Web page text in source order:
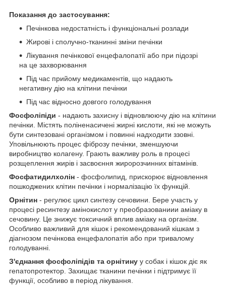
Показання до застосування:
Печінкова недостатність і функціональні розлади
Жирові і сполучно-тканинні зміни печінки
Лікування печінкової енцефалопатії або при підозрі
на це захворювання
Під час прийому медикаментів, що надають
негативну дію на клітини печінки
Під час відносно довгого голодування
Фосфоліпіди - надають захисну і відновлюючу дію на клітини
печінки. Містять поліненасичені жирні кислоти, які не можуть
бути синтезовані організмом і повинні надходити ззовні.
Уповільнюють процес фіброзу печінки, зменшуючи
виробництво колагену. Грають важливу роль в процесі
розщеплення жирів і засвоєння жиророзчинних вітамінів.
Фосфатидилхолін - фосфолипид, прискорює відновлення
пошкоджених клітин печінки і нормалізацію їх функцій.
Орнітин - регулює цикл синтезу сечовини. Бере участь у
процесі ресинтезу амінокислот у преобразованиии аміаку в
сечовину. Це знижує токсичний вплив аміаку на організм.
Особливо важливий для кішок і рекомендований кішкам з
діагнозом печінкова енцефалопатія або при тривалому
голодуванні.
З'єднання фосфоліпідів та орнітину у собак і кішок діє як
гепатопротектор. Захищає тканини печінки і підтримує її
функції, особливо в період лікування.